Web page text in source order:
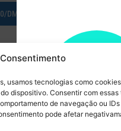
usamos tecnologias como
dispositivo. Consentir com
de navegação ou
pode afetar
DM2016